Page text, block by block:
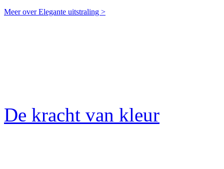
Meer over Elegante uitstraling >
De kracht van kleur